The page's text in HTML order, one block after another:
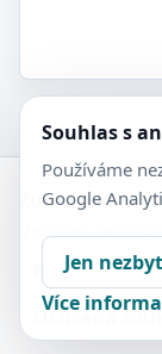
Zubní-lékaři.cz
Veřejný
Kontakt
Ochrana
Souhlas s
Používáme
Google
Jen
Více